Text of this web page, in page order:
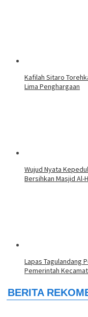
Kafilah Sitaro
Lima Penghargaan
Wujud Nyata
Bersihkan Masjid Al-
Lapas Tagulandang
Pemerintah